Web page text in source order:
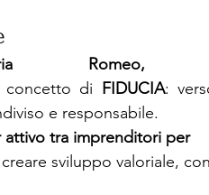
Romeo,
concetto di FIDUCIA:
e responsabile.
attivo tra imprenditori per
creare sviluppo valoriale,